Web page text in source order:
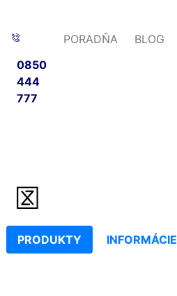
0850
444
777
PORADŇA BLOG
PRODUKTY INFORMÁCIE